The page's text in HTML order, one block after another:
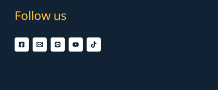
Follow us